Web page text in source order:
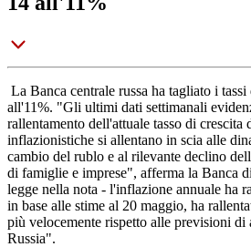
La Banca centrale russa ha tagliato i
all'11%. "Gli ultimi dati settimanali
rallentamento dell'attuale tasso di crescita
inflazionistiche si allentano in scia alle
cambio del rublo e al rilevante declino
di famiglie e imprese", afferma la Banca
legge nella nota - l'inflazione annuale ha
in base alle stime al 20 maggio, ha
più velocemente rispetto alle previsioni di
Russia".